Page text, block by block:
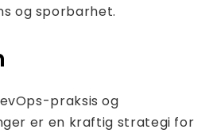
og sporbarhet.
praksis og
er en kraftig strategi for